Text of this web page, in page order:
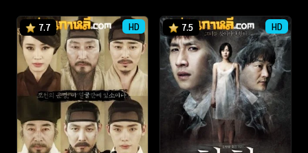
7.7 HD 7.5 HD